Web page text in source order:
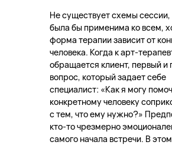
Не существует схемы сессии,
была бы применима ко всем,
форма терапии зависит от
человека. Когда к арт-
обращается клиент, первый и
вопрос, который задает себе
специалист: «Как я могу
конкретному человеку
с тем, что ему нужно?»
кто-то чрезмерно
самого начала встречи. В